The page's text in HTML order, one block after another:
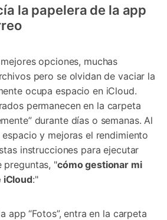
la papelera de la app
opciones, muchas
pero se olvidan de vaciar la
ocupa espacio en iCloud.
permanecen en la carpeta
durante días o semanas. Al
y mejoras el rendimiento
instrucciones para ejecutar
preguntas, "cómo gestionar mi
iCloud:"
app “Fotos”, entra en la carpeta